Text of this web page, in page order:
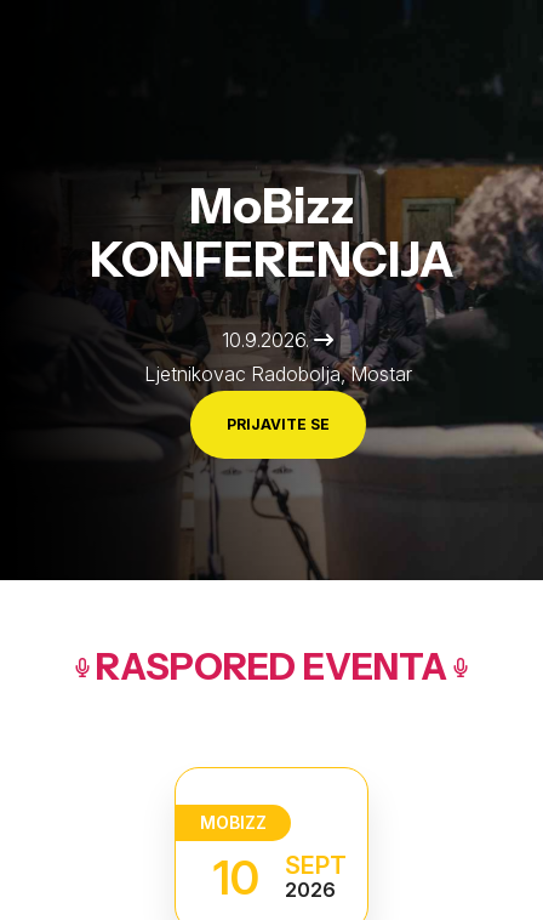
MoBizz
KONFERENCIJA
10.9.2026.
Ljetnikovac Radobolja, Mostar
PRIJAVITE SE
RASPORED EVENTA
MOBIZZ
10 SEPT
2026